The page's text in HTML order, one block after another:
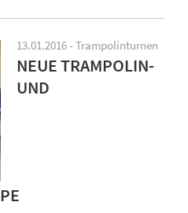
13.01.2016 - Trampolinturnen
NEUE TRAMPOLIN-
UND